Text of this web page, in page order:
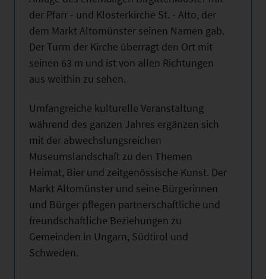
der Pfarr - und Klosterkirche St. - Alto, der
dem Markt Altomünster seinen Namen gab.
Der Turm der Kirche überragt den Ort mit
seinen 63 m und ist von allen Richtungen
aus weithin zu sehen.
Umfangreiche kulturelle Veranstaltung
während des ganzen Jahres ergänzen sich
mit der abwechslungsreichen
Museumslandschaft zu den Themen
Heimat, Bier und zeitgenössische Kunst. Der
Markt Altomünster und seine Bürgerinnen
und Bürger pflegen partnerschaftliche und
freundschaftliche Beziehungen zu
Gemeinden in Ungarn, Südtirol und
Schweden.